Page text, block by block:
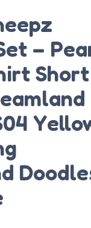
–
Short